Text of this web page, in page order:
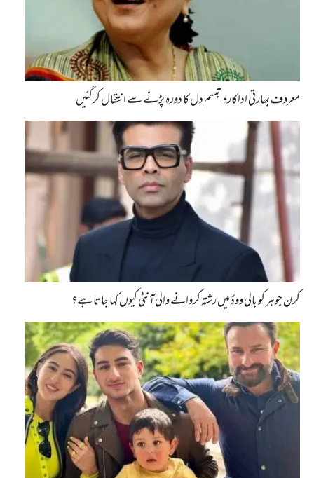
معروف بھارتی اداکارہ تبسم دل کا دورہ پڑنے سے انتقال کرگئیں
کرن جوہر کو بالی ووڈ میں رشتہ کروانے والی آنٹی کیوں کہا جاتا ہے؟